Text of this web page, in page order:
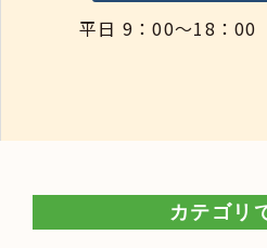
平日 9：00～18：00
カテゴリ